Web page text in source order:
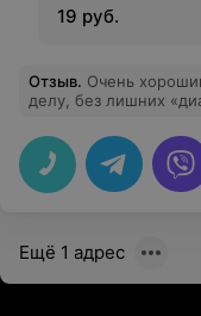
19 руб.
Отзыв. Очень
делу, без лишних
Ещё 1 адрес